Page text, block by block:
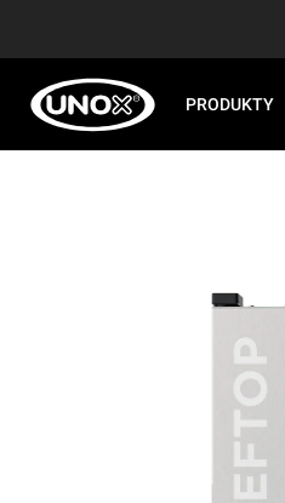
PRODUKTY